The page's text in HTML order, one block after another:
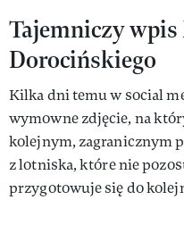
Tajemniczy
Dorocińskiego
Kilka dni temu w social
wymowne zdjęcie, na
kolejnym, zagranicznym
z lotniska, które nie
przygotowuje się do